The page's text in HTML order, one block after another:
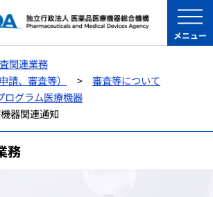
メニュー
関連業務
請、審査等）
審査等について
ログラム医療機器
器関連通知
務